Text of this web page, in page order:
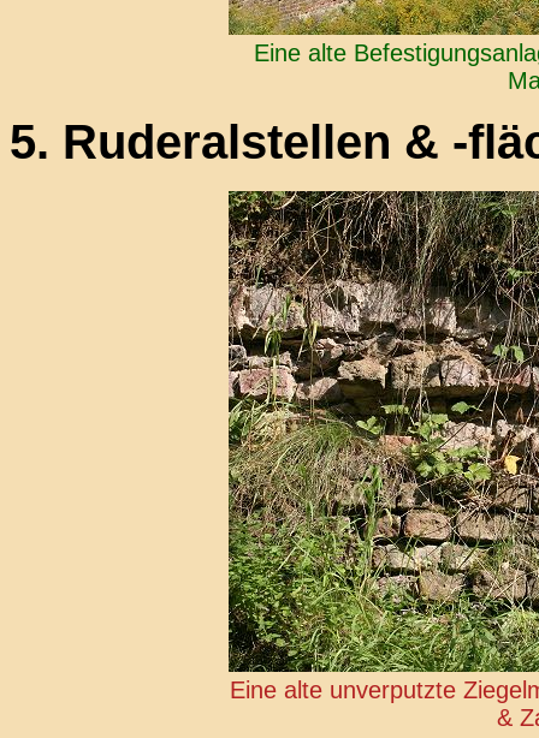
Eine alte
5. Ruderalstellen & -
Eine alte unverputzte
&